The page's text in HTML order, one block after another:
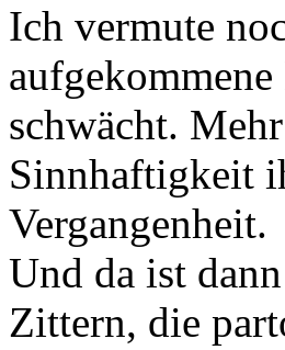
Ich vermute
schwächt.
Sinnhaftigkeit
Vergangenheit.
Und da ist
Zittern, die